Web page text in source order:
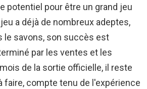
potentiel pour être un grand jeu
a déjà de nombreux adeptes,
le savons, son succès est
par les ventes et les
de la sortie officielle, il reste
faire, compte tenu de l'expérience